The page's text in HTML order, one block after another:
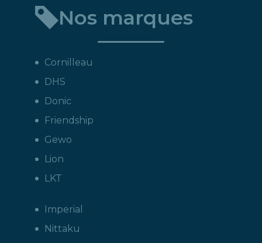
Nos marques
Cornilleau
DHS
Donic
Friendship
Gewo
Lion
LKT
Imperial
Nittaku